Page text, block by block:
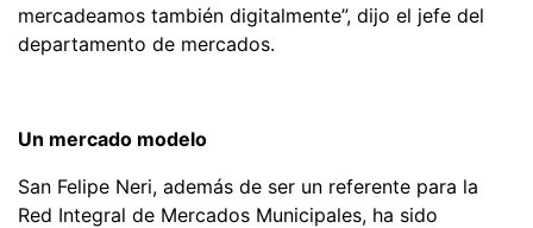
mercadeamos también digitalmente”, dijo el jefe del
departamento de mercados.
Un mercado modelo
San Felipe Neri, además de ser un referente para la
Red Integral de Mercados Municipales, ha sido